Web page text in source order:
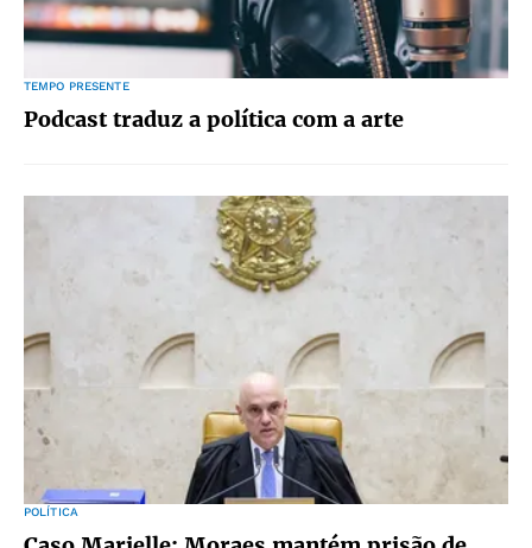
TEMPO PRESENTE
Podcast traduz a política com a arte
POLÍTICA